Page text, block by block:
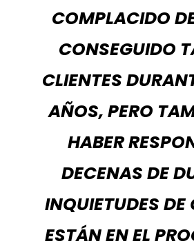
COMPLACIDO
CONSEGUIDO
CLIENTES
AÑOS, PERO
HABER
DECENAS DE
INQUIETUDES DE
ESTÁN EN EL